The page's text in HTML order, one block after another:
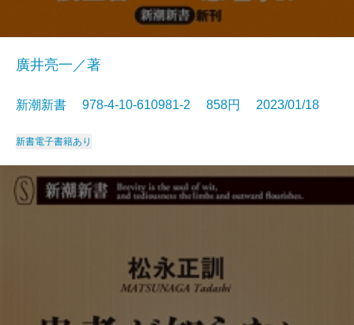
廣井亮一／著
新潮新書 978-4-10-610981-2 858円 2023/01/18
新書電子書籍あり